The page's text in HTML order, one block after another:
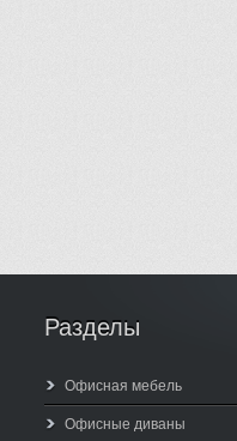
Разделы
Офисная мебель
Офисные диваны